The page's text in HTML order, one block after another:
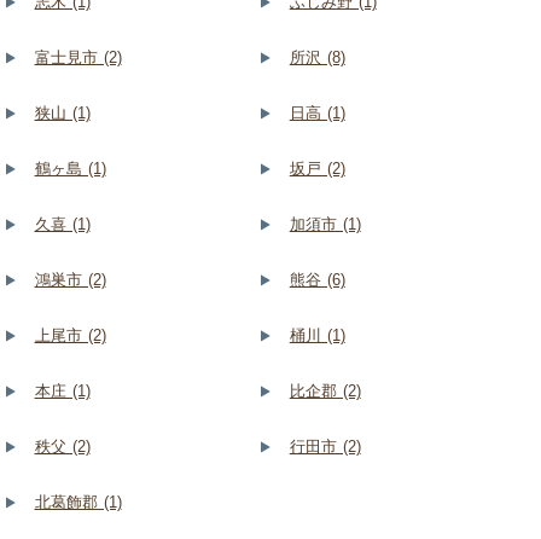
富士見市 (2) 所沢 (8)
狭山 (1) 日高 (1)
鶴ヶ島 (1) 坂戸 (2)
久喜 (1) 加須市 (1)
鴻巣市 (2) 熊谷 (6)
上尾市 (2) 桶川 (1)
本庄 (1) 比企郡 (2)
秩父 (2) 行田市 (2)
北葛飾郡 (1)